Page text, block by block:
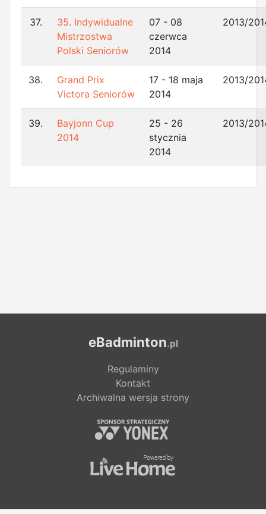
37.
35. Indywidualne
Mistrzostwa
Polski Seniorów
07 - 08
czerwca
2014
2013/
38.
Grand Prix
Victora Seniorów
17 - 18 maja
2014
2013/
39.
Bayjonn Cup
2014
25 - 26
stycznia
2014
2013/
eBadminton.pl
Regulaminy
Kontakt
Archiwalna wersja strony